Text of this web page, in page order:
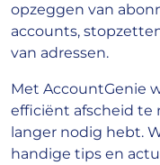
opzeggen van
accounts,
van adressen.
Met AccountGenie
efficiënt afscheid te
langer nodig hebt.
handige tips en